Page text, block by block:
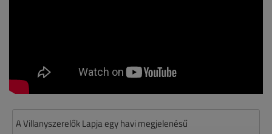
A Villanyszerelők Lapja egy havi megjelenésű